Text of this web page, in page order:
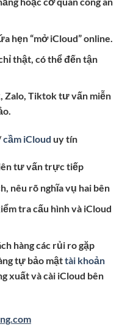
hẹn “mở iCloud” online.
thật, có thể đến tận
Zalo, Tiktok tư vấn miễn
cầm iCloud uy tín
tư vấn trực tiếp
nêu rõ nghĩa vụ hai bên
tra cấu hình và iCloud
hàng các rủi ro gặp
tự bảo mậttài khoản
xuất và cài iCloud bên